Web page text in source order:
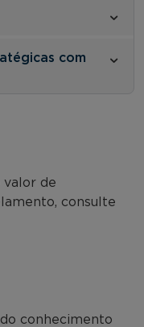
com
valor de
consulte
do conhecimento